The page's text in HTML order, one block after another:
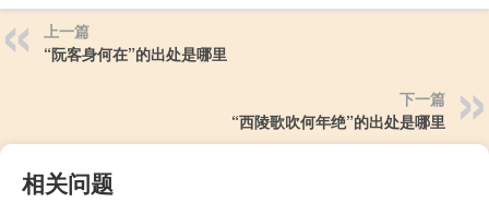
上一篇
“阮客身何在”的出处是哪里
下一篇
“西陵歌吹何年绝”的出处是哪里
相关问题